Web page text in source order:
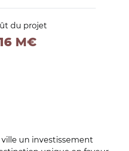
du projet
M€
un investissement